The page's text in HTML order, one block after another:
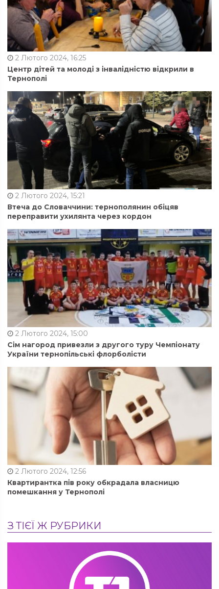
2 Лютого 2024, 16:25
Центр дітей та молоді з інвалідністю відкрили в
Тернополі
2 Лютого 2024, 15:21
Втеча до Словаччини: тернополянин обіцяв
переправити ухилянта через кордон
2 Лютого 2024, 15:00
Сім нагород привезли з другого туру Чемпіонату
України тернопільські флорболісти
2 Лютого 2024, 12:56
Квартирантка пів року обкрадала власницю
помешкання у Тернополі
З ТІЄЇ Ж РУБРИКИ